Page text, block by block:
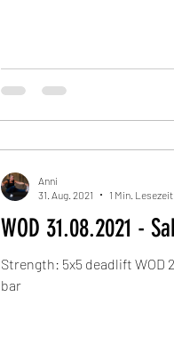
WOD 31.08.2021 -
Strength: 5x5 deadlift WOD
bar
Anni
31. Aug. 2021
1 Min. Lesezeit